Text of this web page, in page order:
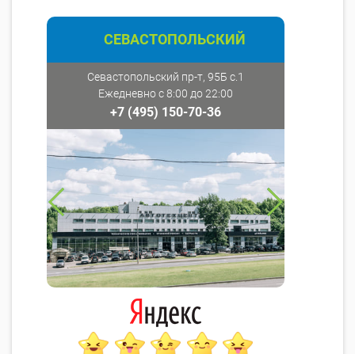
СЕВАСТОПОЛЬСКИЙ
Севастопольский пр-т, 95Б с.1
Ежедневно с 8:00 до 22:00
+7 (495) 150-70-36